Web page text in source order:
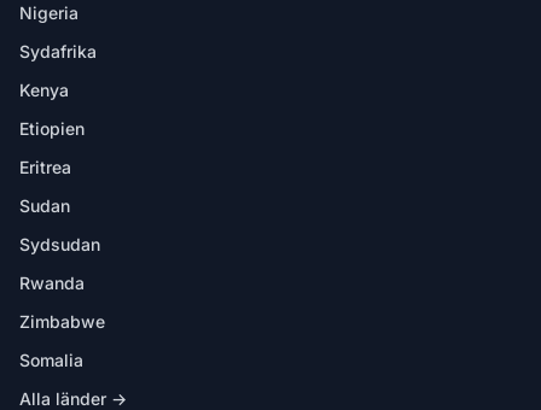
Nigeria
Sydafrika
Kenya
Etiopien
Eritrea
Sudan
Sydsudan
Rwanda
Zimbabwe
Somalia
Alla länder →